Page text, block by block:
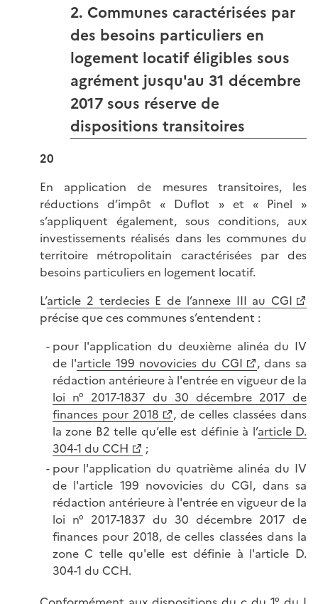
2. Communes caractérisées par
des besoins particuliers en
logement locatif éligibles sous
agrément jusqu'au 31 décembre
2017 sous réserve de
dispositions transitoires
20
En application de mesures transitoires, les
réductions d’impôt « Duflot » et « Pinel »
s’appliquent également, sous conditions, aux
investissements réalisés dans les communes du
territoire métropolitain caractérisées par des
besoins particuliers en logement locatif.
L’article 2 terdecies E de l’annexe III au CGI
précise que ces communes s’entendent :
pour l'application du deuxième alinéa du IV
de l'article 199 novovicies du CGI
, dans sa
rédaction antérieure à l'entrée en vigueur de la
loi n° 2017-1837 du 30 décembre 2017 de
finances pour 2018
, de celles classées dans
la zone B2 telle qu’elle est définie à l’article D.
304-1 du CCH
;
pour l'application du quatrième alinéa du IV
de l'article 199 novovicies du CGI, dans sa
rédaction antérieure à l'entrée en vigueur de la
loi n° 2017-1837 du 30 décembre 2017 de
finances pour 2018, de celles classées dans la
zone C telle qu'elle est définie à l'article D.
304-1 du CCH.